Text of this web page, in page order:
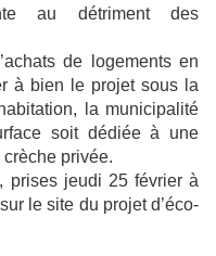
au détriment des
de logements en
à bien le projet sous la
la municipalité
soit dédiée à une
privée.
prises jeudi 25 février à
le site du projet d’éco-